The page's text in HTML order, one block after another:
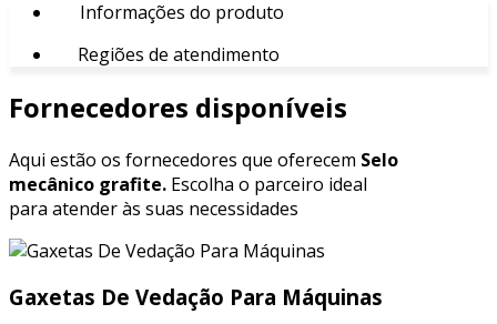
Informações do produto
Regiões de atendimento
Fornecedores disponíveis
Aqui estão os fornecedores que oferecem Selo
mecânico grafite. Escolha o parceiro ideal
para atender às suas necessidades
Gaxetas De Vedação Para Máquinas